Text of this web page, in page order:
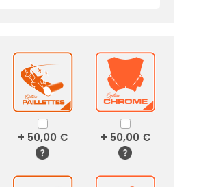
+ 50,00 € + 50,00 €